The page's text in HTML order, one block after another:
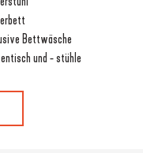
Bettwäsche
und - stühle